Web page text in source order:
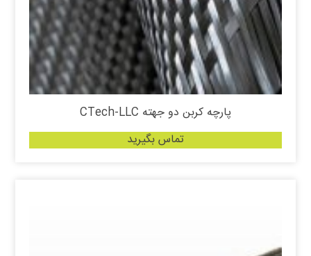
پارچه کربن دو جهته CTech-LLC
تماس بگیرید